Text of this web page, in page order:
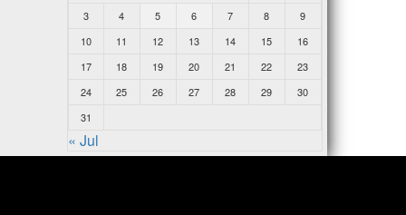
3
4 5 6 7 8
9
10
11 12 13 14 15
16
17
18 19 20 21 22
23
24
25 26 27 28 29
30
31
« Jul